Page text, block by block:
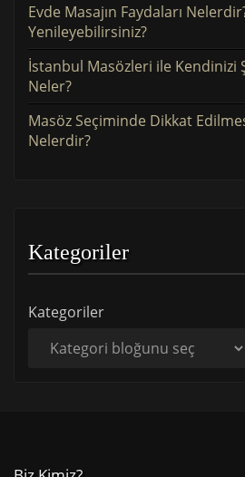
Evde Masajın Faydaları
Yenileyebilirsiniz?
İstanbul Masözleri ile Kendinizi
Neler?
Masöz Seçiminde Dikkat
Nelerdir?
Kategoriler
Kategoriler